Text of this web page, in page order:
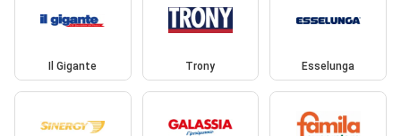
Il Gigante Trony Esselunga